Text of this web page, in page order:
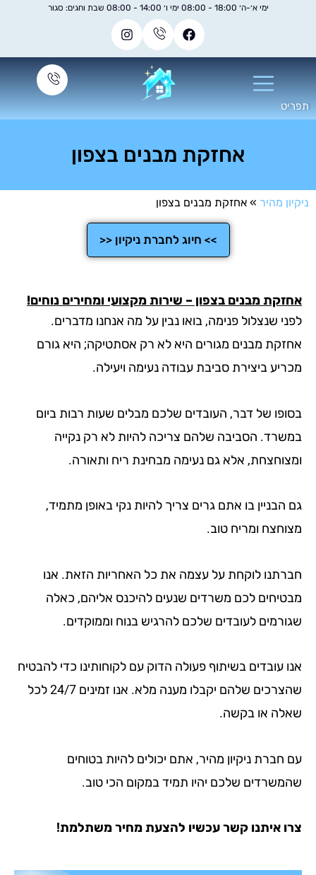
אחזקת מבנים בצפון
»אחזקת מבנים בצפון
>> חיוג לחברת ניקיון <<
מבנים בצפון – שירות מקצועי ומחירים נוחים!
פנימה, בואו נבין על מה אנחנו מדברים.
מבנים מגורים היא לא רק אסתטיקה; היא גורם
ביצירת סביבת עבודה נעימה ויעילה.
של דבר, העובדים שלכם מבלים שעות רבות ביום
הסביבה שלהם צריכה להיות לא רק נקייה
אלא גם נעימה מבחינת ריח ותאורה.
בו אתם גרים צריך להיות נקי באופן מתמיד,
ומריח טוב.
לוקחת על עצמה את כל האחריות הזאת. אנו
לכם משרדים שנעים להיכנס אליהם, כאלה
לעובדים שלכם להרגיש בנוח וממוקדים.
בשיתוף פעולה הדוק עם לקוחותינו כדי להבטיח
שהצרכים שלהם יקבלו מענה מלא. אנו זמינים 24/7 לכל
או בקשה.
ניקיון מהיר, אתם יכולים להיות בטוחים
שלכם יהיו תמיד במקום הכי טוב.
קשר עכשיו להצעת מחיר משתלמת!